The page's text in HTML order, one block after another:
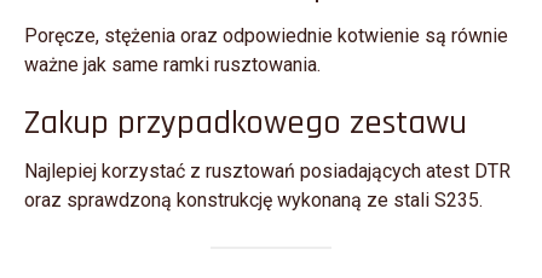
Poręcze, stężenia oraz odpowiednie kotwienie są równie
ważne jak same ramki rusztowania.
Zakup przypadkowego zestawu
Najlepiej korzystać z rusztowań posiadających atest DTR
oraz sprawdzoną konstrukcję wykonaną ze stali S235.